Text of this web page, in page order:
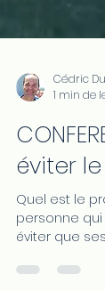
Cédric
1 min de
éviter
Quel est le